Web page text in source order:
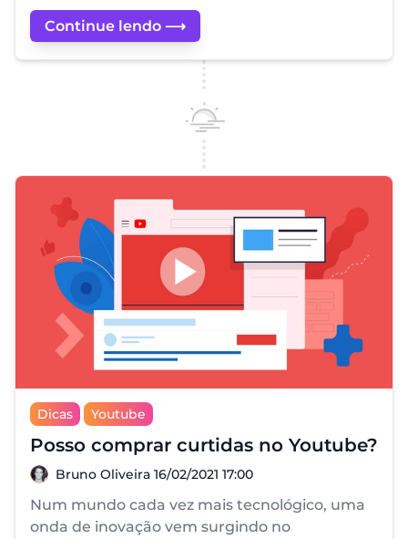
Continue lendo ⟶
Dicas Youtube
Posso comprar curtidas no Youtube?
Bruno Oliveira
Bruno Oliveira 16/02/2021 17:00
Num mundo cada vez mais tecnológico, uma
onda de inovação vem surgindo no